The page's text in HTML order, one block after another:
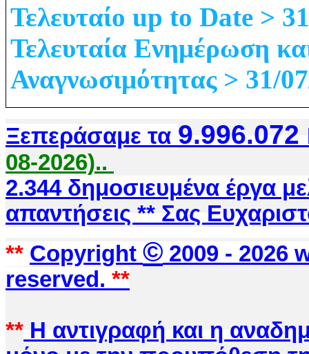
Τελευταίο up to Date >
Τελευταία Ενημέρωση
Αναγνωσιμότητας > 31/
Ξεπεράσαμε τα 9.996.072
08-2026)..
2.344 δημοσιευμένα έργα
απαντήσεις ** Σας
** Copyright © 2009 - 2026
reserved. **
** Η αντιγραφή και η